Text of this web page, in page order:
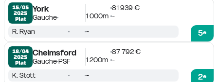
15/05
2025
Plat
York
Gauche
81 939 €
1 000m -
5e
R. Ryan -
18/04
2025
Plat
Chelmsford
GauchePSF
87 792 €
1 200m -
2e
K. Stott -